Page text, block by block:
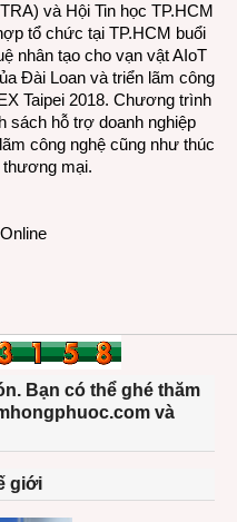
AIoT
Đài
Loan
và
triển
công
và Hội Tin học TP.HCM
tổ chức tại TP.HCM buổi
nhân tạo cho vạn vật AIoT
Đài Loan và triển lãm công
Taipei 2018. Chương trình
sách hỗ trợ doanh nghiệp
công nghệ cũng như thúc
mại.
Bạn có thể ghé thăm
và
giới